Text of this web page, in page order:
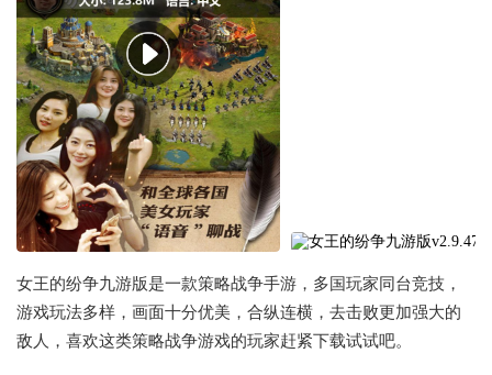
女王的纷争九游版是一款策略战争手游，多国玩家同台竞技，
游戏玩法多样，画面十分优美，合纵连横，去击败更加强大的
敌人，喜欢这类策略战争游戏的玩家赶紧下载试试吧。